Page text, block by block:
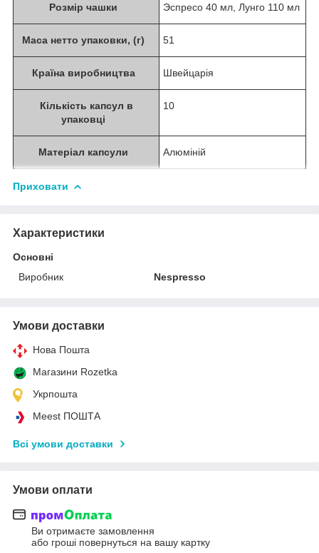
Розмір чашки Эспресо 40 мл, Лунго 110 мл
Маса нетто упаковки, (г) 51
Країна виробництва Швейцарія
Кількість капсул в
упаковці
10
Матеріал капсули Алюміній
Приховати
Характеристики
Основні
Виробник
Nespresso
Умови доставки
Нова Пошта
Магазини Rozetka
Укрпошта
Meest ПОШТА
Всі умови доставки
Умови оплати
Ви отримаєте замовлення
або гроші повернуться на вашу картку